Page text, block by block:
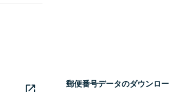
郵便番号データのダウンロ